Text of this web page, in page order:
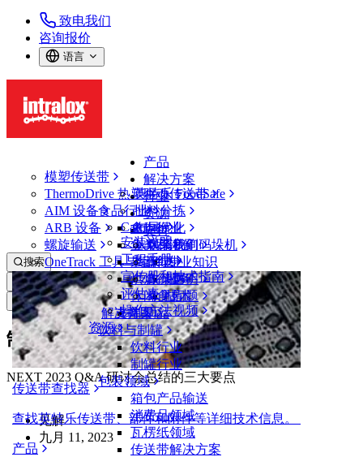
致电我们
咨询报价
语言
产品
模塑传送带
ThermoDrive 热塑驱动传送带
AIM 设备
ARB 设备
螺旋输送
OneTrack 工具与组件
传送带查找器
查找英特乐传送带、部件和附件等详细技术信息。
产品
解决方案
英特乐 FoodSafe
批料分拣
布局优化
从包装机到码垛机
专业知识
服务
技术
解决方案
行业
食品行业
禽肉行业
鱼类和海鲜
果蔬行业
烘焙行业
休闲食品
乳制品
饮料与制罐
饮料行业
制罐行业
包装领域
箱包产品输送
消费品领域
瓦楞纸领域
传送带解决方案
资源
CalcLab
安装说明
工程手册
宣传册和技术指南
评估表
操作方法视频
资源
支持
联系我们
保证
政策声明
常见问题
支持
搜索
打开菜单
新闻&媒体
制造业实施自动化改造的有效策略
NEXT 2023 Q&A 研讨会总结的三大要点
见解
九月 11, 2023